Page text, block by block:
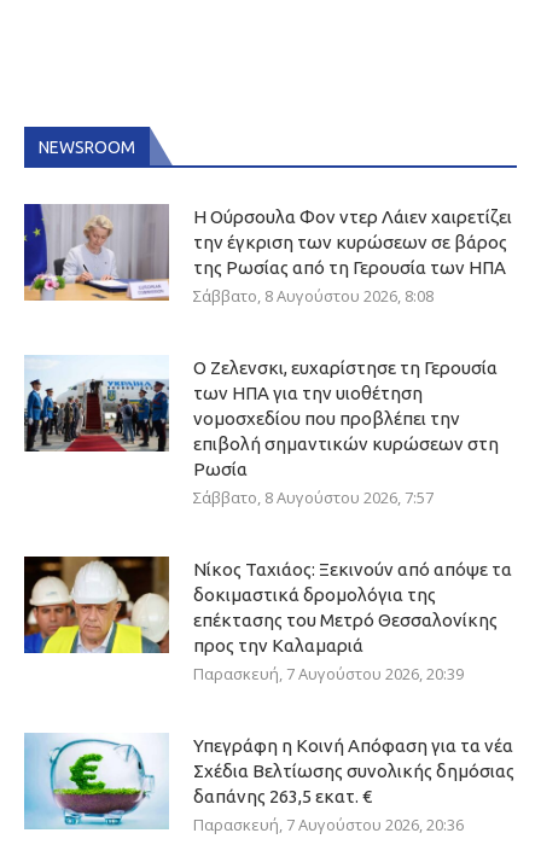
NEWSROOM
Η Ούρσουλα Φον ντερ Λάιεν χαιρετίζει
την έγκριση των κυρώσεων σε βάρος
της Ρωσίας από τη Γερουσία των ΗΠΑ
Σάββατο, 8 Αυγούστου 2026, 8:08
Ο Ζελενσκι, ευχαρίστησε τη Γερουσία
των ΗΠΑ για την υιοθέτηση
νομοσχεδίου που προβλέπει την
επιβολή σημαντικών κυρώσεων στη
Ρωσία
Σάββατο, 8 Αυγούστου 2026, 7:57
Νίκος Ταχιάος: Ξεκινούν από απόψε τα
δοκιμαστικά δρομολόγια της
επέκτασης του Μετρό Θεσσαλονίκης
προς την Καλαμαριά
Παρασκευή, 7 Αυγούστου 2026, 20:39
Υπεγράφη η Κοινή Απόφαση για τα νέα
Σχέδια Βελτίωσης συνολικής δημόσιας
δαπάνης 263,5 εκατ. €
Παρασκευή, 7 Αυγούστου 2026, 20:36